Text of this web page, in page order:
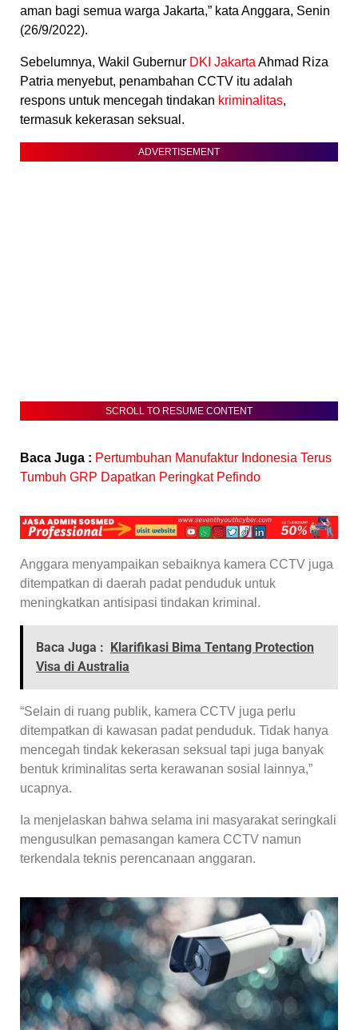
aman bagi semua warga Jakarta,” kata Anggara, Senin
(26/9/2022).
Sebelumnya, Wakil Gubernur DKI Jakarta Ahmad Riza
Patria menyebut, penambahan CCTV itu adalah
respons untuk mencegah tindakan kriminalitas,
termasuk kekerasan seksual.
ADVERTISEMENT
SCROLL TO RESUME CONTENT
Baca Juga : Pertumbuhan Manufaktur Indonesia Terus
Tumbuh GRP Dapatkan Peringkat Pefindo
Anggara menyampaikan sebaiknya kamera CCTV juga
ditempatkan di daerah padat penduduk untuk
meningkatkan antisipasi tindakan kriminal.
Baca Juga : Klarifikasi Bima Tentang Protection
Visa di Australia
“Selain di ruang publik, kamera CCTV juga perlu
ditempatkan di kawasan padat penduduk. Tidak hanya
mencegah tindak kekerasan seksual tapi juga banyak
bentuk kriminalitas serta kerawanan sosial lainnya,”
ucapnya.
Ia menjelaskan bahwa selama ini masyarakat seringkali
mengusulkan pemasangan kamera CCTV namun
terkendala teknis perencanaan anggaran.